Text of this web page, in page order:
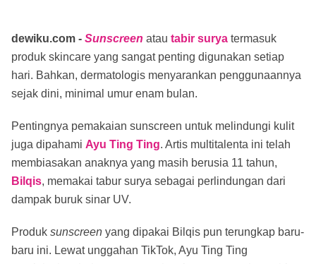
dewiku.com - Sunscreen atau tabir surya termasuk
produk skincare yang sangat penting digunakan setiap
hari. Bahkan, dermatologis menyarankan penggunaannya
sejak dini, minimal umur enam bulan.
Pentingnya pemakaian sunscreen untuk melindungi kulit
juga dipahami Ayu Ting Ting. Artis multitalenta ini telah
membiasakan anaknya yang masih berusia 11 tahun,
Bilqis, memakai tabur surya sebagai perlindungan dari
dampak buruk sinar UV.
Produk sunscreen yang dipakai Bilqis pun terungkap baru-
baru ini. Lewat unggahan TikTok, Ayu Ting Ting